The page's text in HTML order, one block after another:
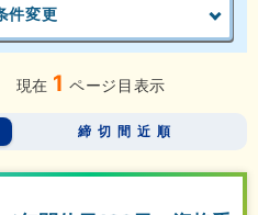
件変更
現在 1 ページ目表示
締切間近順